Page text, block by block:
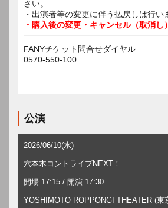
さい。
・出演者等の変更に伴う払戻しは行い
・購入後の変更・キャンセル（取消し
FANYチケット問合せダイヤル
0570-550-100
公演
2026/06/10(水)
六本木コントライブNEXT！
開場 17:15 / 開演 17:30
YOSHIMOTO ROPPONGI THEATER (東